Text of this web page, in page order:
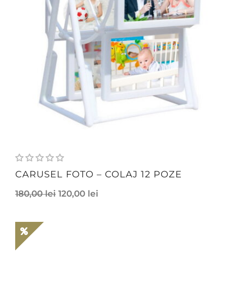
CARUSEL FOTO – COLAJ 12 POZE
180,00lei 120,00 lei